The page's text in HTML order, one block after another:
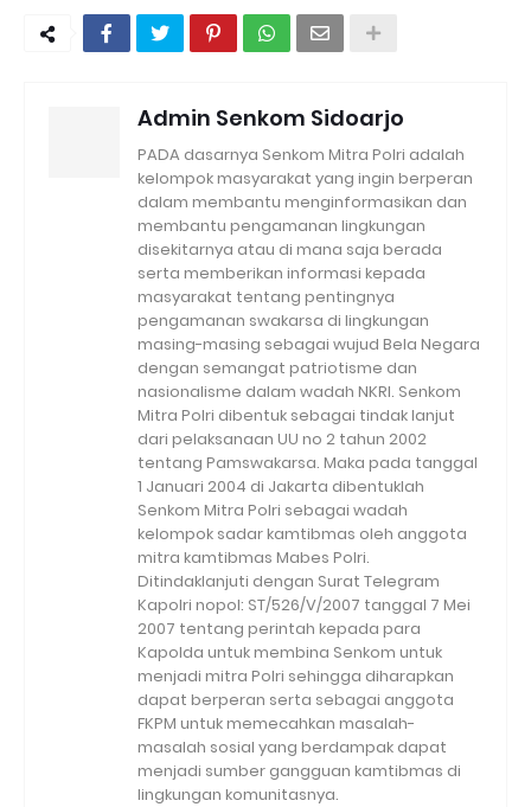
Admin Senkom Sidoarjo
PADA dasarnya Senkom Mitra Polri adalah
kelompok masyarakat yang ingin berperan
dalam membantu menginformasikan dan
membantu pengamanan lingkungan
disekitarnya atau di mana saja berada
serta memberikan informasi kepada
masyarakat tentang pentingnya
pengamanan swakarsa di lingkungan
masing-masing sebagai wujud Bela Negara
dengan semangat patriotisme dan
nasionalisme dalam wadah NKRI. Senkom
Mitra Polri dibentuk sebagai tindak lanjut
dari pelaksanaan UU no 2 tahun 2002
tentang Pamswakarsa. Maka pada tanggal
1 Januari 2004 di Jakarta dibentuklah
Senkom Mitra Polri sebagai wadah
kelompok sadar kamtibmas oleh anggota
mitra kamtibmas Mabes Polri.
Ditindaklanjuti dengan Surat Telegram
Kapolri nopol: ST/526/V/2007 tanggal 7 Mei
2007 tentang perintah kepada para
Kapolda untuk membina Senkom untuk
menjadi mitra Polri sehingga diharapkan
dapat berperan serta sebagai anggota
FKPM untuk memecahkan masalah-
masalah sosial yang berdampak dapat
menjadi sumber gangguan kamtibmas di
lingkungan komunitasnya.